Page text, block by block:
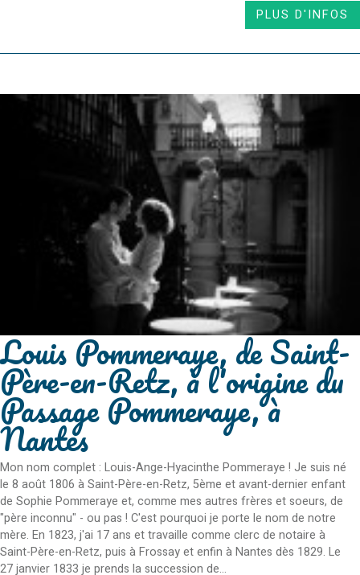
PLUS D'INFOS
Louis Pommeraye, de Saint-
Père-en-Retz, à l'origine du
Passage Pommeraye, à
Nantes
Mon nom complet : Louis-Ange-Hyacinthe Pommeraye ! Je suis né
le 8 août 1806 à Saint-Père-en-Retz, 5ème et avant-dernier enfant
de Sophie Pommeraye et, comme mes autres frères et soeurs, de
"père inconnu" - ou pas ! C'est pourquoi je porte le nom de notre
mère. En 1823, j'ai 17 ans et travaille comme clerc de notaire à
Saint-Père-en-Retz, puis à Frossay et enfin à Nantes dès 1829. Le
27 janvier 1833 je prends la succession de...